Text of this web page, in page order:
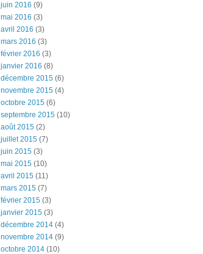
juin 2016 (9)
mai 2016 (3)
avril 2016 (3)
mars 2016 (3)
février 2016 (3)
janvier 2016 (8)
décembre 2015 (6)
novembre 2015 (4)
octobre 2015 (6)
septembre 2015 (10)
août 2015 (2)
juillet 2015 (7)
juin 2015 (3)
mai 2015 (10)
avril 2015 (11)
mars 2015 (7)
février 2015 (3)
janvier 2015 (3)
décembre 2014 (4)
novembre 2014 (9)
octobre 2014 (10)